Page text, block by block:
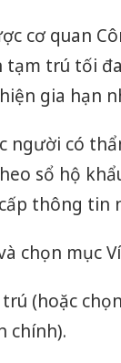
cơ quan
tạm trú tối
gia hạn
có
sổ hộ
thông
chọn mục
(hoặc
chính).